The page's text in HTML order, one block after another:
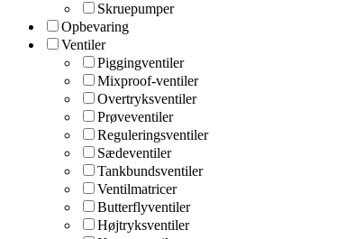
Skruepumper
Opbevaring
Ventiler
Piggingventiler
Mixproof-ventiler
Overtryksventiler
Prøveventiler
Reguleringsventiler
Sædeventiler
Tankbundsventiler
Ventilmatricer
Butterflyventiler
Højtryksventiler